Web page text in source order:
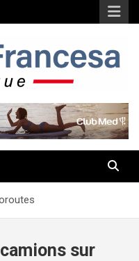
sur